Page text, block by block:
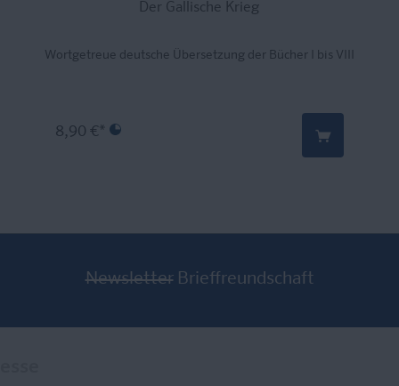
Der Gallische Krieg
Wortgetreue deutsche Übersetzung der Bücher I bis VIII
8,90 €*
Newsletter Brieffreundschaft